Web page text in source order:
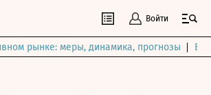
Войти
рынке: меры, динамика, прогнозы